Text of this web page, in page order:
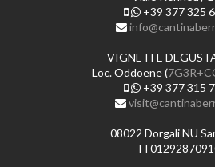
+39 377 325
VIGNETI E
Loc. Oddoene (
+39 377 315
08022 Dorgali NU